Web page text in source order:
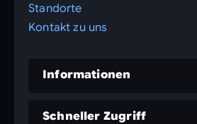
Standorte
Kontakt zu uns
Informationen
Schneller Zugriff